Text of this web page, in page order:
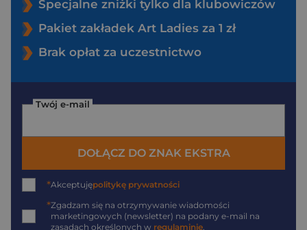
Specjalne zniżki tylko dla klubowiczów
Pakiet zakładek Art Ladies za 1 zł
Brak opłat za uczestnictwo
Twój e-mail
DOŁĄCZ DO ZNAK EKSTRA
*Akceptujępolitykę prywatności
*Zgadzam się na otrzymywanie wiadomości
marketingowych (newsletter) na podany e-mail na
zasadach określonych w regulaminie